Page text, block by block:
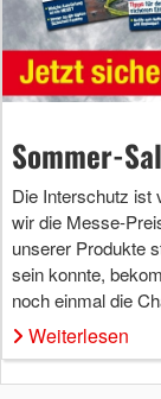
Sommer-
Die Interschutz ist
wir die Messe-
unserer Produkte
sein konnte,
noch einmal die
Weiterlesen